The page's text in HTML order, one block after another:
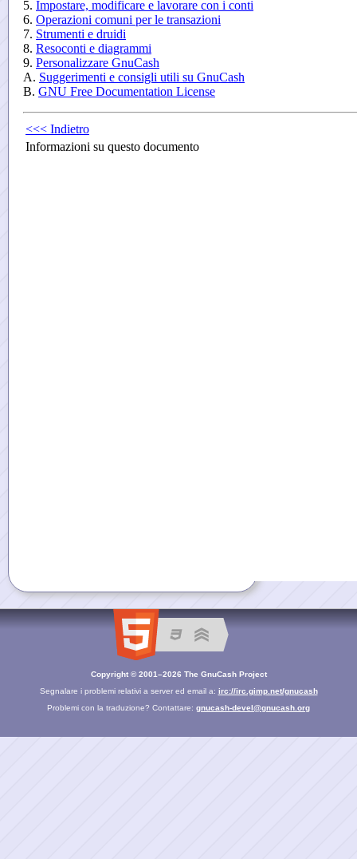
Copyright © 2001–2026 The GnuCash Project
Segnalare i problemi relativi a server ed email a: irc://irc.gimp.net/gnucash
Problemi con la traduzione? Contattare: gnucash-devel@gnucash.org